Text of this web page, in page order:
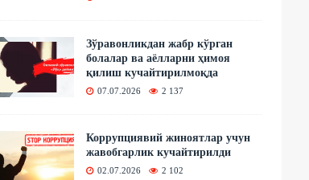
Зўравонликдан жабр кўрган
болалар ва аёлларни ҳимоя
қилиш кучайтирилмоқда
07.07.2026 2 137
Коррупциявий жиноятлар учун
жавобгарлик кучайтирилди
02.07.2026 2 102